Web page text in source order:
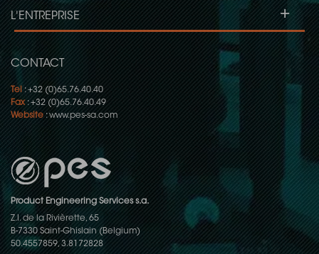
CONTACT
Tel: +32 (0)65.76.40.40
Fax: +32 (0)65.76.40.49
Website :www.pes-sa.com
Product Engineering Services s.a.
Z.I. de la Rivièrette, 65
B-7330 Saint-Ghislain (Belgium)
50.4557859, 3.8172828
L'ENTREPRISE +